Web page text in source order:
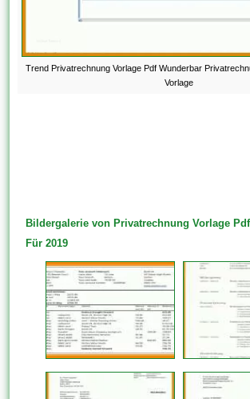
Trend Privatrechnung Vorlage Pdf Wunderbar
Vorlage
Bildergalerie von Privatrechnung Vorlage
Für 2019